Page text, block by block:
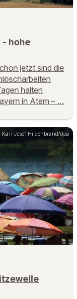
hohe
jetzt sind die
halten
in Atem – …
Karl-Josef Hildenbrand/dpa